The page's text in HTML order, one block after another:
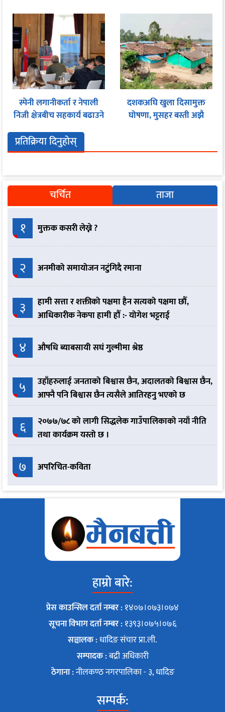
स्पेनी लगानीकर्ता र नेपाली
निजी क्षेत्रबीच सहकार्य बढाउने
दशकअघि खुला दिसामुक्त
घोषणा, मुसहर बस्ती अझै
प्रतिक्रिया दिनुहोस्
चर्चित ताजा
१ मुक्तक कसरी लेख्ने ?
२ अनमीको समायोजन नटुंगिदै रमाना
३
हामी सत्ता र शक्तीको पक्षमा हैन सत्यको पक्षमा छौँ,
आधिकारीक नेकपा हामी हौँ :- योगेश भट्टराई
४ औषधि ब्याबसायी सघं गुल्मीमा श्रेष्ठ
५
उहाँहरुलाई जनताको बिश्वास छैन, अदालतको बिश्वास छैन,
आफ्नै पनि बिश्वास छैन त्यसैले आतिरहनु भएको छ
६
२०७७/७८ को लागी सिद्धलेक गाउँपालिकाको नयाँ नीति
तथा कार्यक्रम यस्तो छ ।
७ अपरिचित-कविता
हाम्रो बारे:
प्रेस काउन्सिल दर्ता नम्बर :१४०७।०७३।०७४
सूचना विभाग दर्ता नम्बर :१३९३।०७५।०७६
सञ्चालक :धादिङ संचार प्रा.ली.
सम्पादक :बद्री अधिकारी
ठेगाना :नीलकण्ठ नगरपालिका - ३, धादिङ
सम्पर्क: